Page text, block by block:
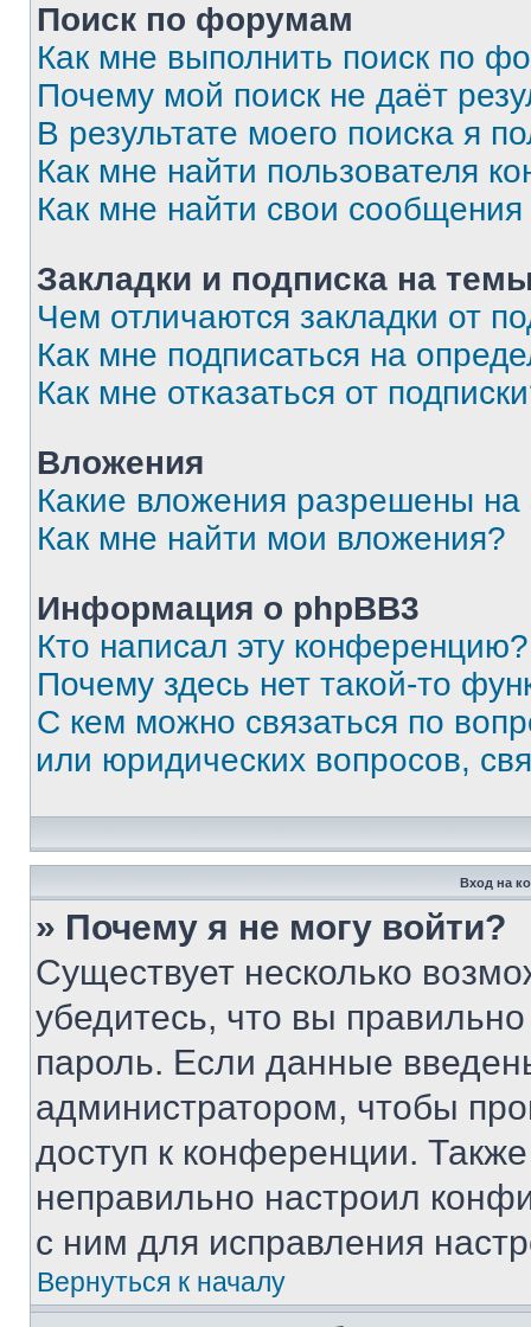
Поиск по форумам
Как мне выполнить поиск по
Почему мой поиск не даёт
В результате моего поиска я
Как мне найти пользователя
Как мне найти свои
Закладки и подписка на
Чем отличаются закладки от
Как мне подписаться на
Как мне отказаться от
Вложения
Какие вложения разрешены
Как мне найти мои вложения?
Информация о phpBB3
Кто написал эту конференцию?
Почему здесь нет такой-то
С кем можно связаться по
или юридических вопросов,
Вход на
» Почему я не могу войти?
Существует несколько
убедитесь, что вы
пароль. Если данные
администратором, чтобы
доступ к конференции.
неправильно настроил
с ним для исправления
Вернуться к началу